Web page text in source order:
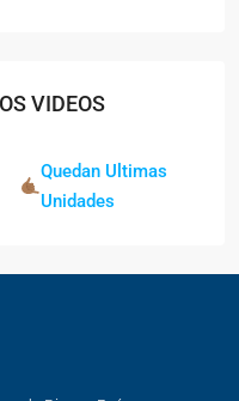
VIDEOS
Quedan Ultimas
Unidades